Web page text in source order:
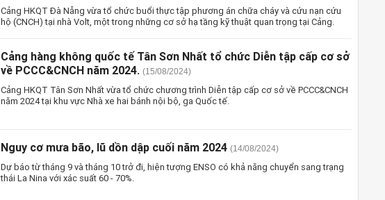
Cảng HKQT Đà Nẵng vừa tổ chức buổi thực tập phương án chữa cháy và cứu nạn cứu
hộ (CNCH) tại nhà Volt, một trong những cơ sở hạ tầng kỹ thuật quan trọng tại Cảng.
Cảng hàng không quốc tế Tân Sơn Nhất tổ chức Diễn tập cấp cơ sở
về PCCC&CNCH năm 2024. (15/08/2024)
Cảng HKQT Tân Sơn Nhất vừa tổ chức chương trình Diễn tập cấp cơ sở về PCCC&CNCH
năm 2024 tại khu vực Nhà xe hai bánh nội bộ, ga Quốc tế.
Nguy cơ mưa bão, lũ dồn dập cuối năm 2024 (14/08/2024)
Dự báo từ tháng 9 và tháng 10 trở đi, hiện tượng ENSO có khả năng chuyển sang trạng
thái La Nina với xác suất 60 - 70%.